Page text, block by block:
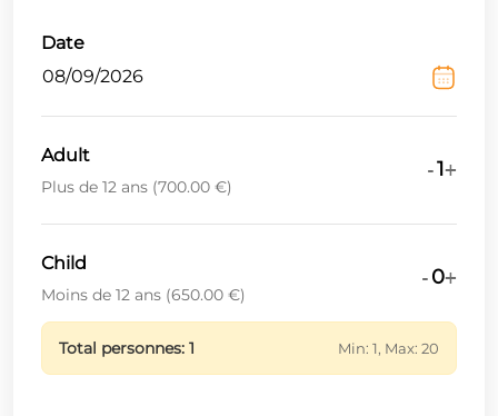
Date
Adult
Plus de 12 ans (700.00 €)
-1+
Child
Moins de 12 ans (650.00 €)
-0+
Total personnes: 1 Min: 1, Max: 20